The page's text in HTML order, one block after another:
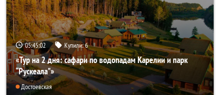
05:45:01 Купили:6
«Тур на 2 дня: сафари по водопадам Карелии и парк
“Рускеала"»
Достоевская